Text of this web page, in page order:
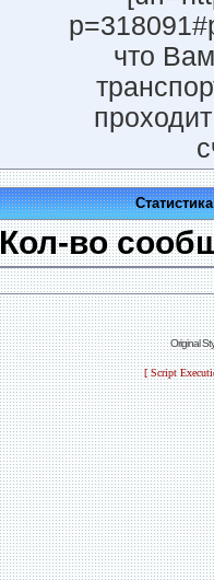
что
Кол-во
Original
[ Script